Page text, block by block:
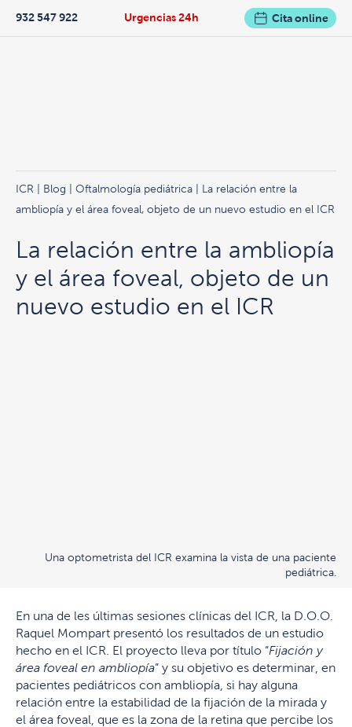
Urgencias 24h
932 547 922 Cita online
ICR Blog Oftalmología pediátrica | La relación entre la
ambliopía y el área foveal, objeto de un nuevo estudio en el ICR
La relación entre la ambliopía
y el área foveal, objeto de un
nuevo estudio en el ICR
Una optometrista del ICR examina la vista de una paciente
pediátrica.
En una de les últimas sesiones clínicas del ICR, la D.O.O.
Raquel Mompart presentó los resultados de un estudio
hecho en el ICR. El proyecto lleva por título “Fijación y
área foveal en ambliopía” y su objetivo es determinar, en
pacientes pediátricos con ambliopía, si hay alguna
relación entre la estabilidad de la fijación de la mirada y
el área foveal, que es la zona de la retina que percibe los